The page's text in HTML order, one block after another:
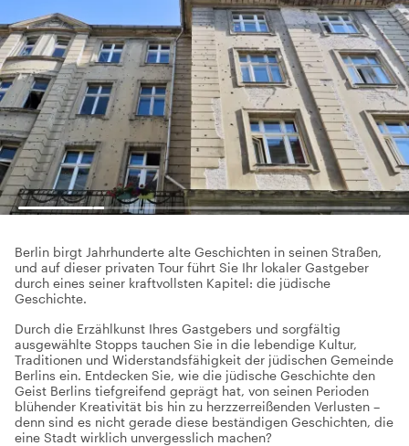
Berlin birgt Jahrhunderte alte Geschichten in seinen Straßen,
und auf dieser privaten Tour führt Sie Ihr lokaler Gastgeber
durch eines seiner kraftvollsten Kapitel: die jüdische
Geschichte.
Durch die Erzählkunst Ihres Gastgebers und sorgfältig
ausgewählte Stopps tauchen Sie in die lebendige Kultur,
Traditionen und Widerstandsfähigkeit der jüdischen Gemeinde
Berlins ein. Entdecken Sie, wie die jüdische Geschichte den
Geist Berlins tiefgreifend geprägt hat, von seinen Perioden
blühender Kreativität bis hin zu herzzerreißenden Verlusten –
denn sind es nicht gerade diese beständigen Geschichten, die
eine Stadt wirklich unvergesslich machen?